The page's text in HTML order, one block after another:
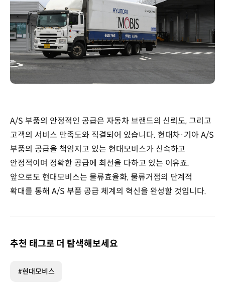
A/S 부품의 안정적인 공급은 자동차 브랜드의 신뢰도, 그리고
고객의 서비스 만족도와 직결되어 있습니다. 현대차·기아 A/S
부품의 공급을 책임지고 있는 현대모비스가 신속하고
안정적이며 정확한 공급에 최선을 다하고 있는 이유죠.
앞으로도 현대모비스는 물류효율화, 물류거점의 단계적
확대를 통해 A/S 부품 공급 체계의 혁신을 완성할 것입니다.
추천 태그로 더 탐색해보세요
#현대모비스